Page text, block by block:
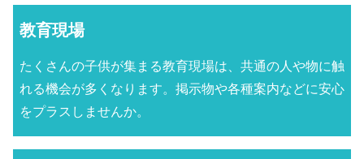
教育現場
たくさんの子供が集まる教育現場は、共通の人や物に触
れる機会が多くなります。掲示物や各種案内などに安心
をプラスしませんか。